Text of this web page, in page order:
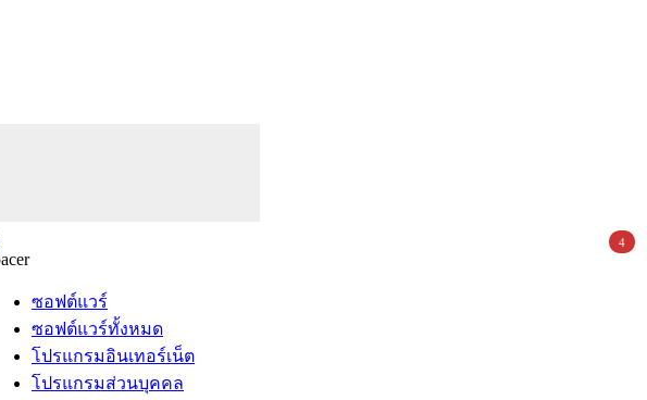
ซอฟต์แวร์
ซอฟต์แวร์ทั้งหมด
โปรแกรมอินเทอร์เน็ต
โปรแกรมส่วนบุคคล
4